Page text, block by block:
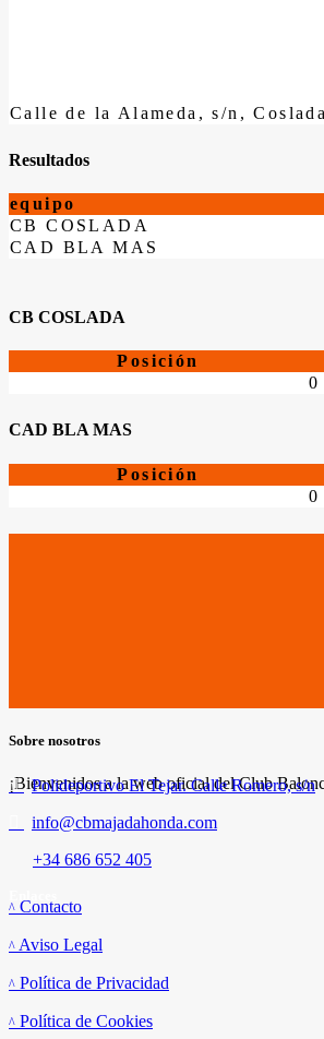
Calle de la Alameda, s/n, Coslada
Resultados
equipo
CB COSLADA
CAD BLA MAS
CB COSLADA
Posición
0
CAD BLA MAS
Posición
0
Sobre nosotros
¡Bienvenidos a la web oficial del Club
Polideportivo El Tejar. Calle Romero, s/n
info@cbmajadahonda.com
+34 686 652 405
Contacto
Aviso Legal
Política de Privacidad
Política de Cookies